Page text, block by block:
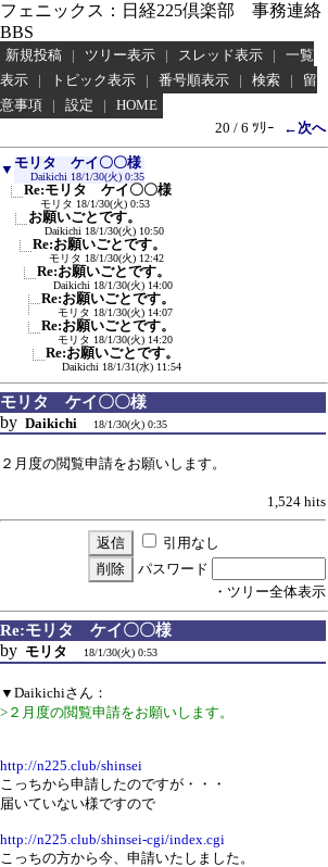
フェニックス：日経225倶楽部 事務連絡
BBS
新規投稿 | ツリー表示 | スレッド表示 |
一覧
表示
| トピック表示 | 番号順表示 | 検索 |
留
意事項
| 設定 |
HOME
20 / 6 ﾂﾘｰ
←次へ
▼ モリタ ケイ〇〇様
Daikichi 18/1/30(火) 0:35
Re:モリタ ケイ〇〇様
モリタ 18/1/30(火) 0:53
お願いごとです。
Daikichi 18/1/30(火) 10:50
Re:お願いごとです。
モリタ 18/1/30(火) 12:42
Re:お願いごとです。
Daikichi 18/1/30(火) 14:00
Re:お願いごとです。
モリタ 18/1/30(火) 14:07
Re:お願いごとです。
モリタ 18/1/30(火) 14:20
Re:お願いごとです。
Daikichi 18/1/31(水) 11:54
モリタ ケイ〇〇様
by Daikichi 18/1/30(火) 0:35
２月度の閲覧申請をお願いします。
1,524 hits
引用なし
パスワード
・ツリー全体表示
Re:モリタ ケイ〇〇様
by モリタ 18/1/30(火) 0:53
▼Daikichiさん：
>２月度の閲覧申請をお願いします。
http://n225.club/shinsei
こっちから申請したのですが・・・
届いていない様ですので
http://n225.club/shinsei-cgi/index.cgi
こっちの方から今、申請いたしました。